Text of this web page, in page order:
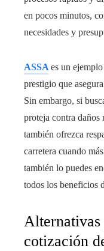
en pocos minutos,
necesidades y
ASSA es un
prestigio que
Sin embargo, si
proteja contra daños
también ofrezca
carretera cuando
también lo puedes
todos los beneficios
Alternativas
cotización